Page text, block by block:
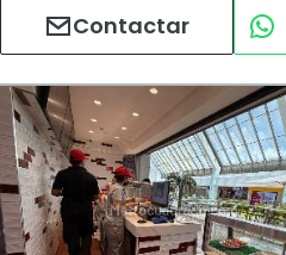
Contactar